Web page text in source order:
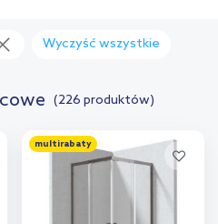
(226 produktów)
Wyczyść wszystkie
multirabaty